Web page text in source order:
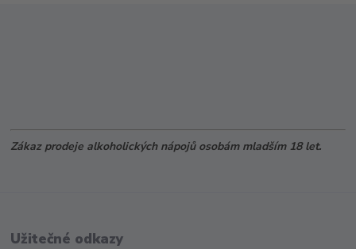
Zákaz prodeje alkoholických nápojů osobám mladším 18 let.
Užitečné odkazy